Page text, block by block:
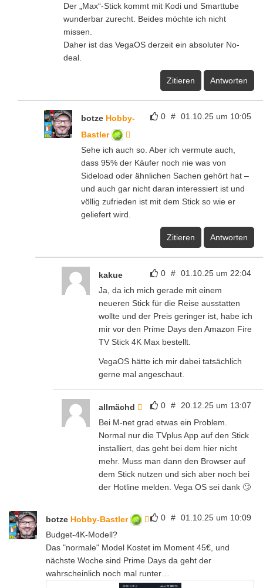
Der „Max“-Stick kommt mit Kodi und Smarttube
wunderbar zurecht. Beides möchte ich nicht
missen.
Daher ist das VegaOS derzeit ein absoluter No-
deal.
Zitieren Antworten
0 # 01.10.25 um 10:05
botze Hobby-
Bastler
Sehe ich auch so. Aber ich vermute auch,
dass 95% der Käufer noch nie was von
Sideload oder ähnlichen Sachen gehört hat –
und auch gar nicht daran interessiert ist und
völlig zufrieden ist mit dem Stick so wie er
geliefert wird.
Zitieren Antworten
0 # 01.10.25 um 22:04
kakue
Ja, da ich mich gerade mit einem
neueren Stick für die Reise ausstatten
wollte und der Preis geringer ist, habe ich
mir vor den Prime Days den Amazon Fire
TV Stick 4K Max bestellt.
VegaOS hätte ich mir dabei tatsächlich
gerne mal angeschaut.
0 # 20.12.25 um 13:07
allmächd
Bei M-net grad etwas ein Problem.
Normal nur die TVplus App auf den Stick
installiert, das geht bei dem hier nicht
mehr. Muss man dann den Browser auf
dem Stick nutzen und sich aber noch bei
der Hotline melden. Vega OS sei dank 🙄
0 # 01.10.25 um 10:09
botze Hobby-Bastler
Budget-4K-Modell?
Das "normale" Model Kostet im Moment 45€, und
nächste Woche sind Prime Days da geht der
wahrscheinlich noch mal runter…